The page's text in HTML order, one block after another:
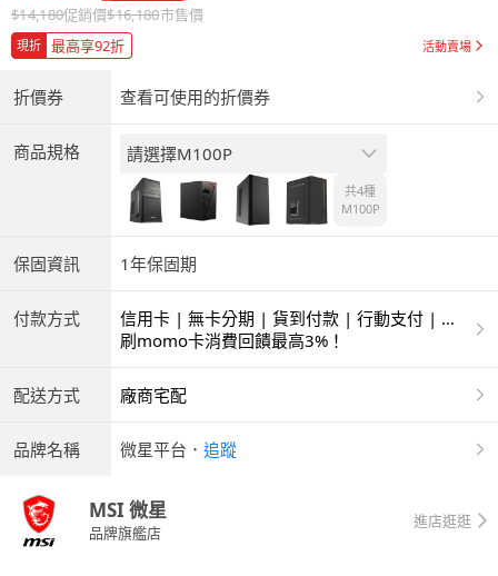
$14,180促銷價$16,180市售價
現折 最高享92折 活動賣場
折價券 查看可使用的折價券
商品規格 請選擇M100P
共4種
M100P
保固資訊 1年保固期
付款方式
信用卡 | 無卡分期 | 貨到付款 | 行動支付 | 超
商付款 | 銀聯卡
刷momo卡消費回饋最高3%！
配送方式 廠商宅配
品牌名稱 微星平台 ． 追蹤
MSI 微星
品牌旗艦店
進店逛逛